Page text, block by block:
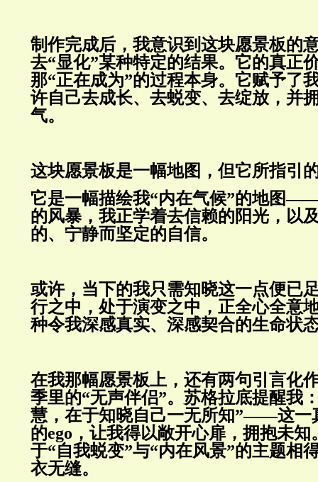
制作完成后，我意识到这块愿景板的
去“显化”某种特定的结果。它的真正
那“正在成为”的过程本身。它赋予
许自己去成长、去蜕变、去绽放，并
气。
这块愿景板是一幅地图，但它所指引
它是一幅描绘我“内在气候”的地图
的风暴，我正学着去信赖的阳光，以
的、宁静而坚定的自信。
或许，当下的我只需知晓这一点便已
行之中，处于演变之中，正全心全意
种令我深感真实、深感契合的生命状
在我那幅愿景板上，还有两句引言化
季里的“无声伴侣”。苏格拉底提醒我
慧，在于知晓自己一无所知”——这一
的ego ，让我得以敞开心扉，拥抱未
于“自我蜕变”与“内在风景”的主题相
衣无缝。